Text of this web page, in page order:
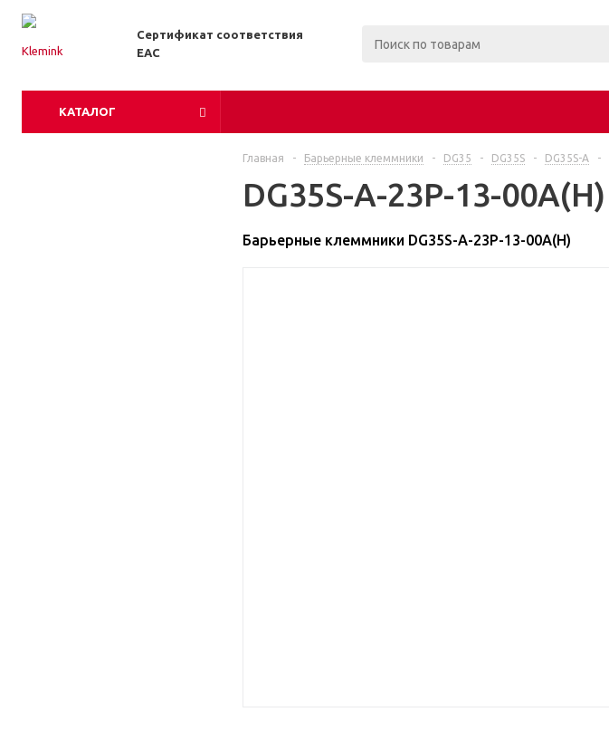
Сертификат соответствия
EAC
КАТАЛОГ
Главная - Барьерные клеммники - DG35 - DG35S - DG35S-A -
DG35S-A-23P-13-00A(H)
Барьерные клеммники DG35S-A-23P-13-00A(H)